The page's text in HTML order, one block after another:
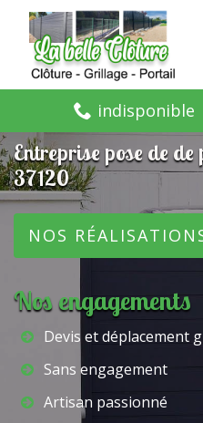
indisponible
Entreprise pose de
37120
NOS
Nos engagements
Devis et déplacement
Sans engagement
Artisan passionné